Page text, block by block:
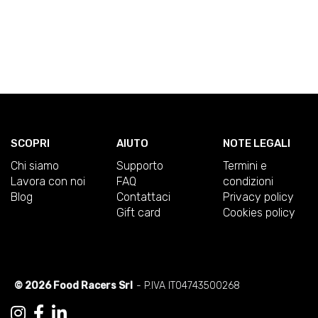
SCOPRI
Chi siamo
Lavora con noi
Blog
AIUTO
Supporto
FAQ
Contattaci
Gift card
NOTE LEGALI
Termini e
condizioni
Privacy policy
Cookies policy
© 2026 Food Racers Srl - P.IVA IT04743500268